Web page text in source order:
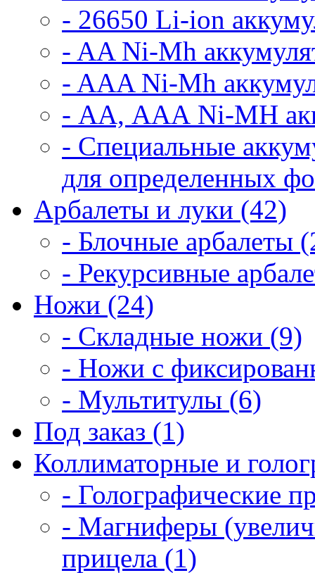
- 26650 Li-ion
- AA Ni-Mh
- AAA Ni-Mh
- АА, ААА Ni-MH
- Специальные
для определенных
Арбалеты и луки (42)
- Блочные арбалеты
- Рекурсивные
Ножи (24)
- Складные ножи (9)
- Ножи с
- Мультитулы (6)
Под заказ (1)
Коллиматорные и
- Голографические
- Магниферы
прицела (1)